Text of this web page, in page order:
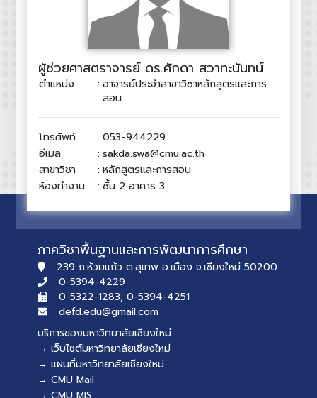
ผู้ช่วยศาสตราจารย์ ดร.ศักดา สวาทะนันทน์
ตำแหน่ง : อาจารย์ประจำสาขาวิชาหลักสูตรและการ
สอน
โทรศัพท์ : 053-944229
อีเมล
: sakda.swa@cmu.ac.th
สาขาวิชา
: หลักสูตรและการสอน
ห้องทำงาน
: ชั้น 2 อาคาร 3
ภาควิชาพื้นฐานและการพัฒนาการศึกษา
239 ถ.ห้วยแก้ว ต.สุเทพ อ.เมือง จ.เชียงใหม่ 50200
0-5394-4229
0-5322-1283, 0-5394-4251
defd.edu@gmail.com
บริการของมหาวิทยาลัยเชียงใหม่
→ เว็บไซต์มหาวิทยาลัยเชียงใหม่
→ แผนที่มหาวิทยาลัยเชียงใหม่
→ CMU Mail